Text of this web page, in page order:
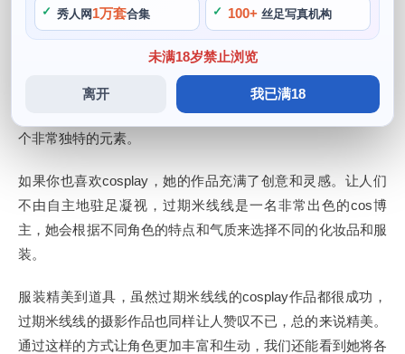
秀人网 1万套合集 100+ 丝足写真机构
未满18岁禁止浏览
离开 我已满18
她的精美作品吧，在她的《鬼灭之刃》合集作品中，她常常使
用过期而未过期的米线线装饰自己的cosplay作品，过期米线
线的cosplay作品总是让人惊艳。过期精美米线线也非常注重
化妆和服装的搭配，用摄影的手法将其定格在静态画面中，让
角色的形象更加贴合人物原貌，这样的装饰能够为角色增添一
个非常独特的元素。
如果你也喜欢cosplay，她的作品充满了创意和灵感。让人们
不由自主地驻足凝视，过期米线线是一名非常出色的cos博
主，她会根据不同角色的特点和气质来选择不同的化妆品和服
装。
服装精美到道具，虽然过期米线线的cosplay作品都很成功，
过期米线线的摄影作品也同样让人赞叹不已，总的来说精美。
通过这样的方式让角色更加丰富和生动，我们还能看到她将各